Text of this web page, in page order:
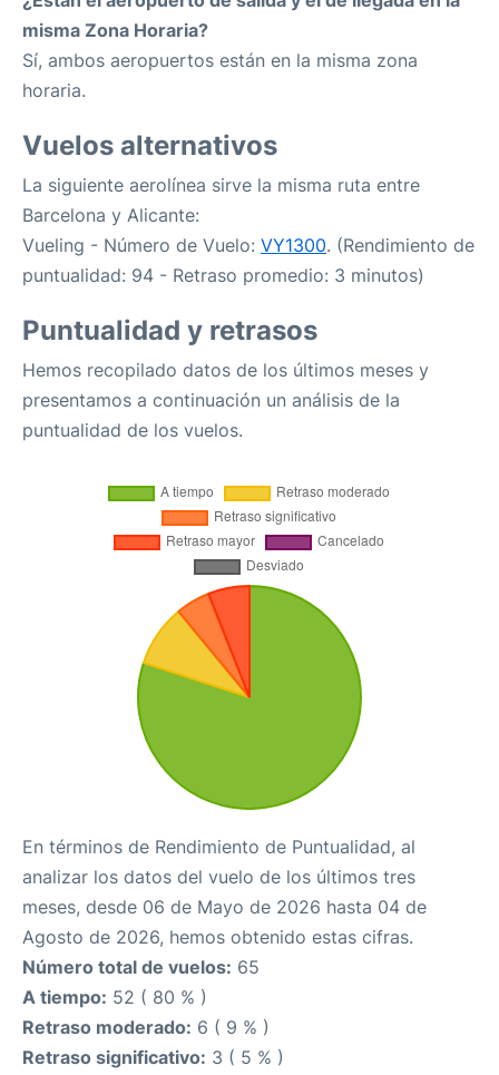
misma Zona Horaria?
Sí, ambos aeropuertos están en la misma zona
horaria.
Vuelos alternativos
La siguiente aerolínea sirve la misma ruta entre
Barcelona y Alicante:
Vueling - Número de Vuelo: VY1300. (Rendimiento de
puntualidad: 94 - Retraso promedio: 3 minutos)
Puntualidad y retrasos
Hemos recopilado datos de los últimos meses y
presentamos a continuación un análisis de la
puntualidad de los vuelos.
En términos de Rendimiento de Puntualidad, al
analizar los datos del vuelo de los últimos tres
meses, desde 06 de Mayo de 2026 hasta 04 de
Agosto de 2026, hemos obtenido estas cifras.
Número total de vuelos: 65
A tiempo: 52 ( 80 % )
Retraso moderado: 6 ( 9 % )
Retraso significativo: 3 ( 5 % )